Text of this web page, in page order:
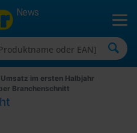
News
im ersten Halbjahr
Branchenschnitt